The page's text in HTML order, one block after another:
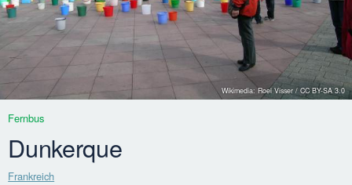
Wikimedia: Roel Visser / CC BY-SA 3.0
Fernbus
Dunkerque
Frankreich